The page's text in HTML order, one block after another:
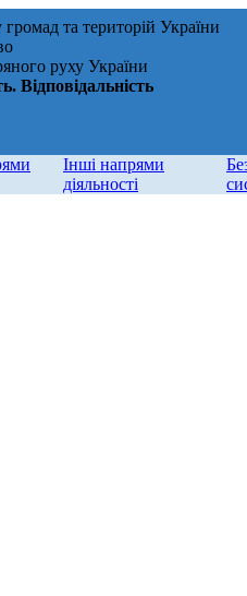
та територій України
руху України
Відповідальність
Інші напрями
діяльності